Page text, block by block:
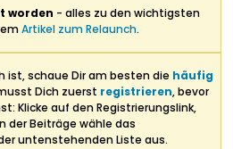
worden - alles zu den wichtigsten
Artikel zum Relaunch.
ist, schaue Dir am besten die häufig
Dich zuerst registrieren, bevor
Klicke auf den Registrierungslink,
der Beiträge wähle das
untenstehenden Liste aus.